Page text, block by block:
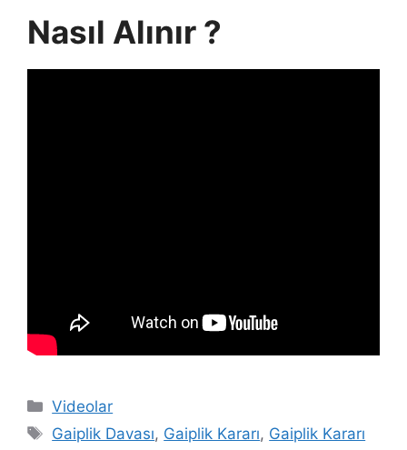
Nasıl Alınır ?
Kategoriler
Videolar
Etiketler
Gaiplik Davası, Gaiplik Kararı, Gaiplik Kararı